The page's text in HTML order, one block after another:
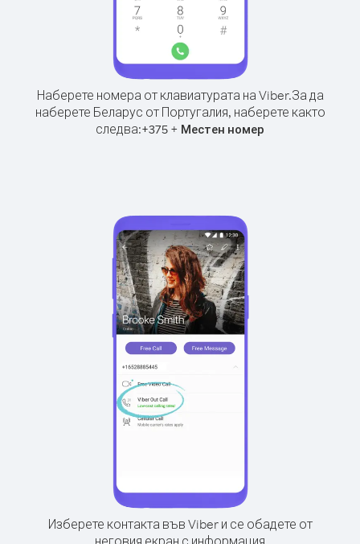
Наберете номера от клавиатурата на Viber.За да
наберете Беларус от Португалия, наберете както
следва:+375 + Местен номер
Изберете контакта във Viber и се обадете от
неговия екран с информация